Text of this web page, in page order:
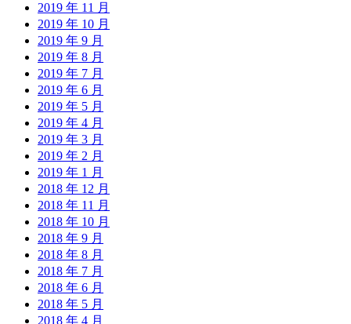
2019 年 11 月
2019 年 10 月
2019 年 9 月
2019 年 8 月
2019 年 7 月
2019 年 6 月
2019 年 5 月
2019 年 4 月
2019 年 3 月
2019 年 2 月
2019 年 1 月
2018 年 12 月
2018 年 11 月
2018 年 10 月
2018 年 9 月
2018 年 8 月
2018 年 7 月
2018 年 6 月
2018 年 5 月
2018 年 4 月